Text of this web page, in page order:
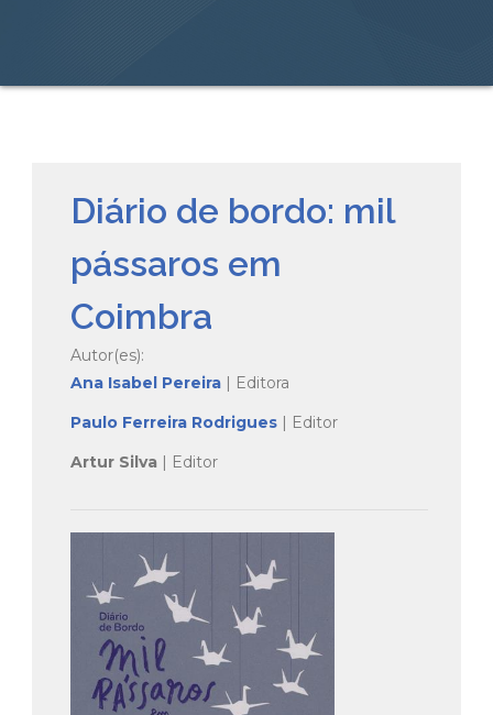
Diário de bordo: mil
pássaros em
Coimbra
Autor(es):
Ana Isabel Pereira | Editora
Paulo Ferreira Rodrigues | Editor
Artur Silva | Editor